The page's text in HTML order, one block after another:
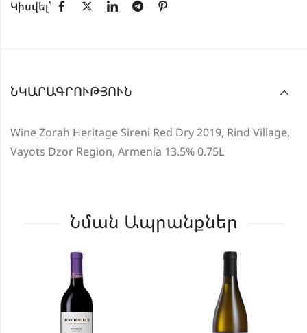
Կիսվել՝
ՆԿԱՐԱԳՐՈՒԹՅՈՒՆ
Wine Zorah Heritage Sireni Red Dry 2019, Rind Village,
Vayots Dzor Region, Armenia 13.5% 0.75L
Նման Ապրանքներ